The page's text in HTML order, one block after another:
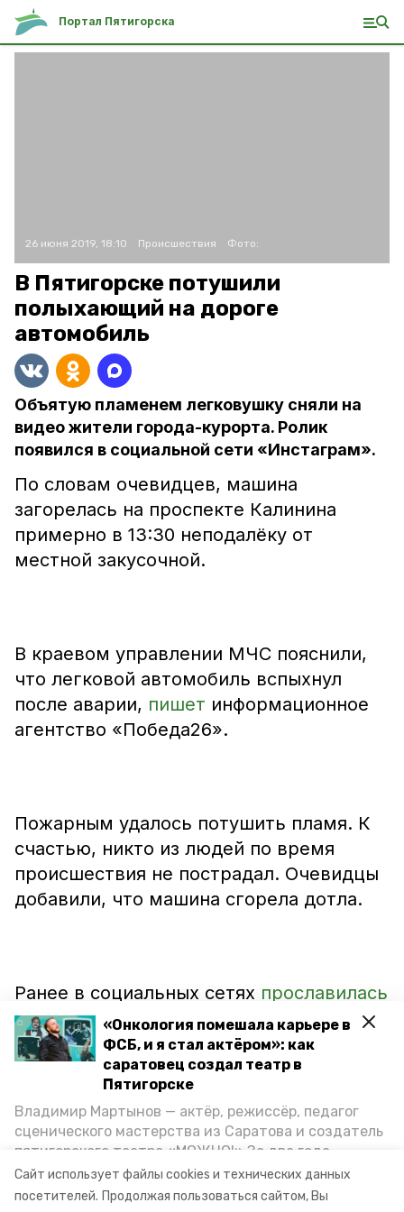
Сайт использует файлы cookies и технических данных
посетителей. Продолжая пользоваться сайтом, Вы
«Онкология помешала карьере в
ФСБ, и я стал актёром»: как
саратовец создал театр в
Пятигорске
Владимир Мартынов — актёр, режиссёр, педагог
сценического мастерства из Саратова и создатель
пятигорского театра «МОЖНО!» За два года
существования театр выпустил восемь спектаклей,
впереди — новые премьеры. О том, как стал
Портал Пятигорска
26 июня 2019, 18:10 Происшествия Фото:
В Пятигорске потушили
полыхающий на дороге
автомобиль
Объятую пламенем легковушку сняли на
видео жители города-курорта. Ролик
появился в социальной сети «Инстаграм».
По словам очевидцев, машина
загорелась на проспекте Калинина
примерно в 13:30 неподалёку от
местной закусочной.
В краевом управлении МЧС пояснили,
что легковой автомобиль вспыхнул
после аварии, пишет информационное
агентство «Победа26».
Пожарным удалось потушить пламя. К
счастью, никто из людей по время
происшествия не пострадал. Очевидцы
добавили, что машина сгорела дотла.
Ранее в социальных сетях прославилась
очередная жертва Яшкиного моста в
Пятигорске. В ловушку попала ГАЗель,
водитель которой не учёл габариты
машины. В итоге пострадал не только
большегруз, но и другие
автомобилисты, застрявшие в пробке
из-за невнимательности своего
«соратника».